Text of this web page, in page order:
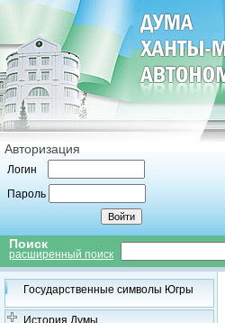
Авторизация
Логин
Пароль
Поиск
расширенный поиск
Государственные символы Югры
История Думы